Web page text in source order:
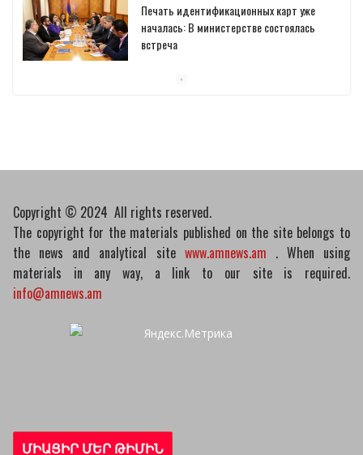
Печать идентификационных карт уже
началась: В министерстве состоялась
встреча
Copyright © 2024 All rights reserved.
The copyright for the materials published on the site belongs to
the news and analytical site www.amnews.am . When using
materials in any way, a link to our site is required.
info@amnews.am
ՄԻԱՑԻՐ ՄԵՐ ԹԻՄԻՆ